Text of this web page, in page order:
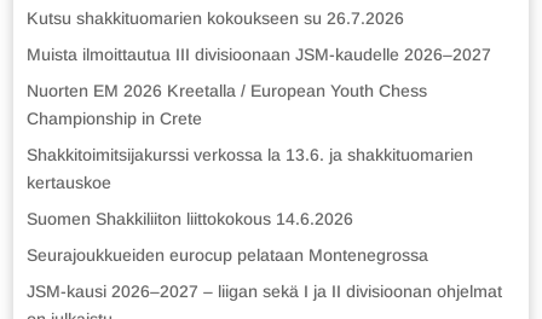
Kutsu shakkituomarien kokoukseen su 26.7.2026
Muista ilmoittautua III divisioonaan JSM-kaudelle 2026–2027
Nuorten EM 2026 Kreetalla / European Youth Chess
Championship in Crete
Shakkitoimitsijakurssi verkossa la 13.6. ja shakkituomarien
kertauskoe
Suomen Shakkiliiton liittokokous 14.6.2026
Seurajoukkueiden eurocup pelataan Montenegrossa
JSM-kausi 2026–2027 – liigan sekä I ja II divisioonan ohjelmat